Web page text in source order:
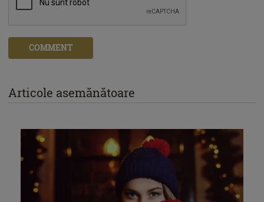
COMMENT
Articole asemănătoare